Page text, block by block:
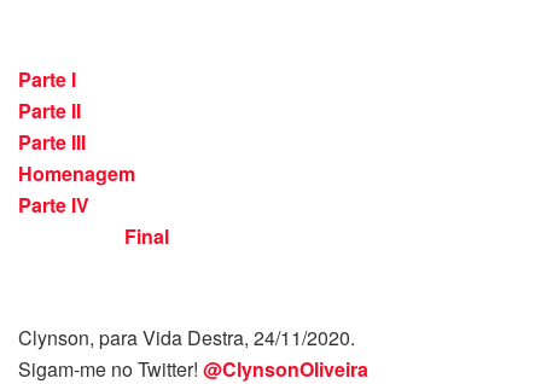
Parte I
Parte II
Parte III
Homenagem
Parte IV
Final
Clynson, para Vida Destra, 24/11/2020.
Sigam-me no Twitter! @ClynsonOliveira